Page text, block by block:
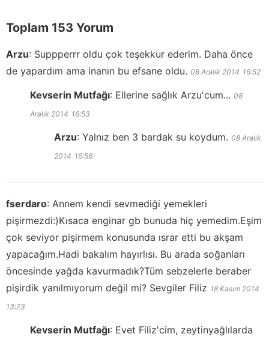
Toplam 153 Yorum
Arzu: Suppperrr oldu çok teşekkur ederim. Daha önce
de yapardım ama inanın bu efsane oldu. 08 Aralık 2014 16:52
Kevserin Mutfağı: Ellerine sağlık Arzu'cum... 08
Aralık 2014 16:53
Arzu: Yalnız ben 3 bardak su koydum. 08 Aralık
2014 16:56
fserdaro: Annem kendi sevmediği yemekleri
pişirmezdi:)Kısaca enginar gb bunuda hiç yemedim.Eşim
çok seviyor pişirmem konusunda ısrar etti bu akşam
yapacağım.Hadi bakalım hayırlısı. Bu arada soğanları
öncesinde yağda kavurmadık?Tüm sebzelerle beraber
pişirdik yanılmıyorum değil mi? Sevgiler Filiz 18 Kasım 2014
13:23
Kevserin Mutfağı: Evet Filiz'cim, zeytinyağlılarda